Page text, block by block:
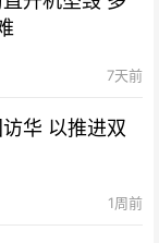
7天前
华 以推进双
1周前